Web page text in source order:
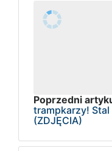
Poprzedni
trampkarzy!
(ZDJĘCIA)